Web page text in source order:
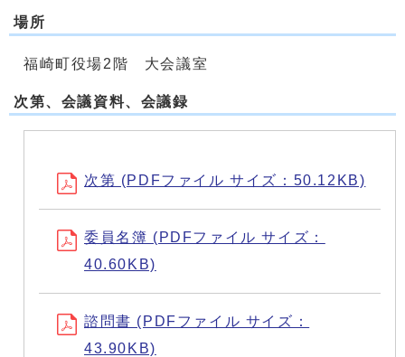
場所
福崎町役場2階 大会議室
次第、会議資料、会議録
次第 (PDFファイル サイズ：50.12KB)
委員名簿 (PDFファイル サイズ：
40.60KB)
諮問書 (PDFファイル サイズ：
43.90KB)